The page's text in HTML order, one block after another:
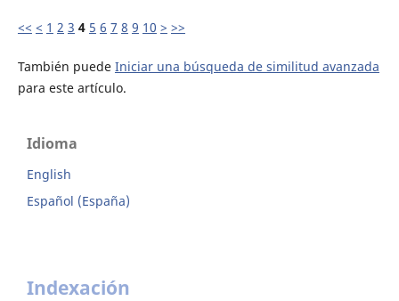
<< < 1 2 3 4 5 6 7 8 9 10 > >>
También puede Iniciar una búsqueda de similitud avanzada
para este artículo.
Idioma
English
Español (España)
Indexación